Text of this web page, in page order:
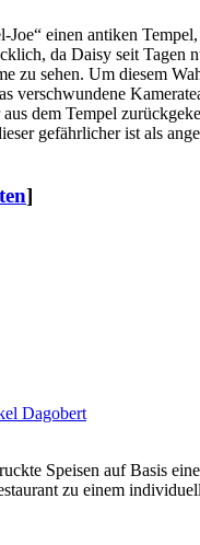
einen antiken
da Daisy seit Tagen
zu sehen. Um diesem
verschwundene
dem Tempel
gefährlicher ist als
]
Dagobert
Speisen auf Basis
zu einem